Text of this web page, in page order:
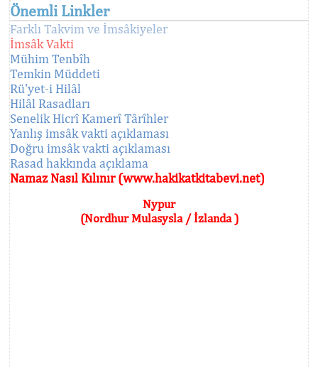
Önemli Linkler
Farklı Takvim ve İmsâkiyeler
İmsâk Vakti
Mühim Tenbîh
Temkin Müddeti
Rü'yet-i Hilâl
Hilâl Rasadları
Senelik Hicrî Kamerî Târîhler
Yanlış imsâk vakti açıklaması
Doğru imsâk vakti açıklaması
Rasad hakkında açıklama
Namaz Nasıl Kılınır (www.hakikatkitabevi.net)
Nypur
(Nordhur Mulasysla / İzlanda )